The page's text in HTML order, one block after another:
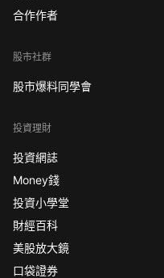
合作作者
股市社群
股市爆料同學會
投資理財
投資網誌
Money錢
投資小學堂
財經百科
美股放大鏡
口袋證券